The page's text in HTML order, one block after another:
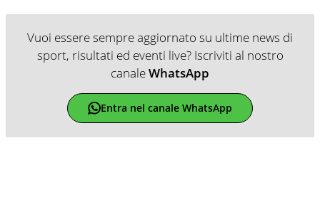
Vuoi essere sempre aggiornato su ultime news di
sport, risultati ed eventi live? Iscriviti al nostro
canaleWhatsApp
Entra nel canale WhatsApp